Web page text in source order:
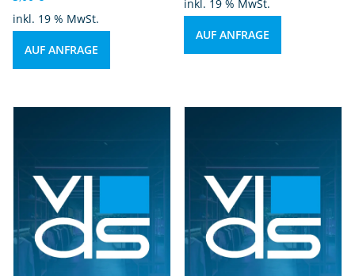
inkl. 19 % MwSt.
AUF ANFRAGE
inkl. 19 % MwSt.
AUF ANFRAGE